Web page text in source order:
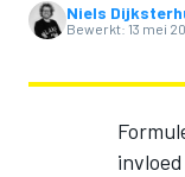
Niels
Bewerkt: 13 mei